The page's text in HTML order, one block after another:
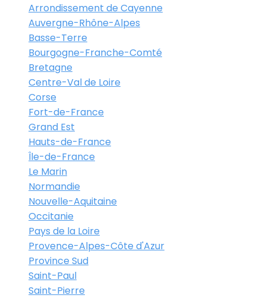
Arrondissement de Cayenne
Auvergne-Rhône-Alpes
Basse-Terre
Bourgogne-Franche-Comté
Bretagne
Centre-Val de Loire
Corse
Fort-de-France
Grand Est
Hauts-de-France
Île-de-France
Le Marin
Normandie
Nouvelle-Aquitaine
Occitanie
Pays de la Loire
Provence-Alpes-Côte d'Azur
Province Sud
Saint-Paul
Saint-Pierre